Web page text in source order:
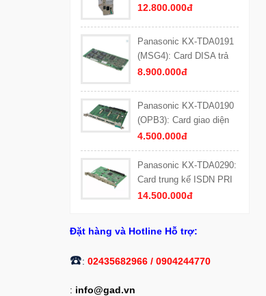
công suất lớn (Loại L)
12.800.000đ
Panasonic KX-TDA0191
(MSG4): Card DISA trả
lời tự động 4 kênh cho
8.900.000đ
Panasonic KX-TDA0190
(OPB3): Card giao diện
DISA
4.500.000đ
Panasonic KX-TDA0290:
Card trung kế ISDN PRI
(PRI30) 30 kênh thoại
14.500.000đ
Đặt hàng và Hotline Hỗ trợ:
​☎️: 02435682966 / 0904244770
: info@gad.vn